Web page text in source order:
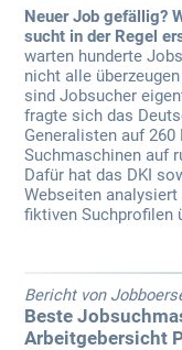
Neuer Job gefällig?
sucht in der Regel
warten hunderte
nicht alle
sind Jobsucher
fragte sich das
Generalisten auf
Suchmaschinen auf
Dafür hat das DKI
Webseiten
fiktiven Suchprofilen
Bericht von
Beste
Arbeitgebersicht